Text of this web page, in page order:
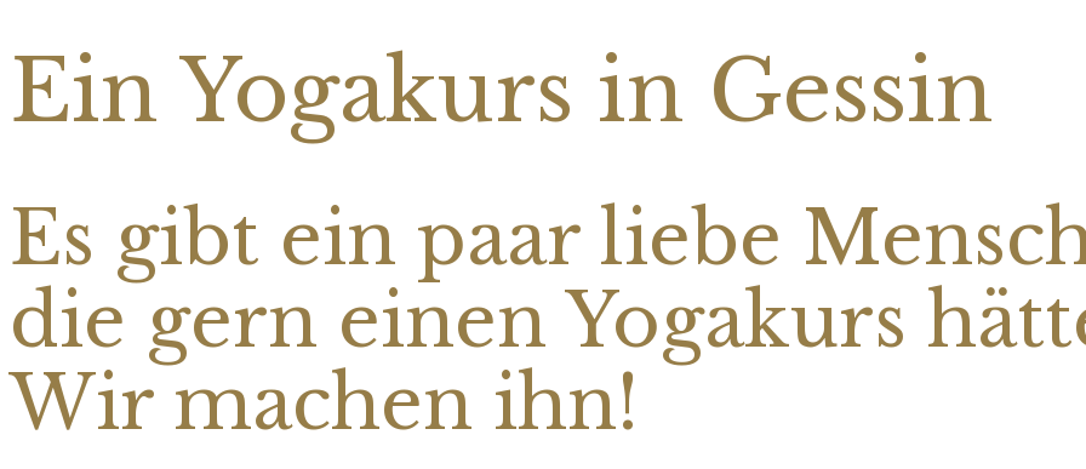
Ein Yogakurs in Gessin
Es gibt ein paar liebe
die gern einen Yogakurs
Wir machen ihn!